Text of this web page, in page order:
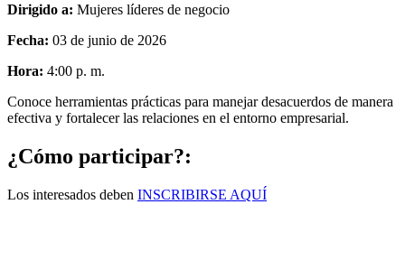
Dirigido a: Mujeres líderes de negocio
Fecha: 03 de junio de 2026
Hora: 4:00 p. m.
Conoce herramientas prácticas para manejar desacuerdos de manera
efectiva y fortalecer las relaciones en el entorno empresarial.
¿Cómo participar?:
Los interesados deben INSCRIBIRSE AQUÍ